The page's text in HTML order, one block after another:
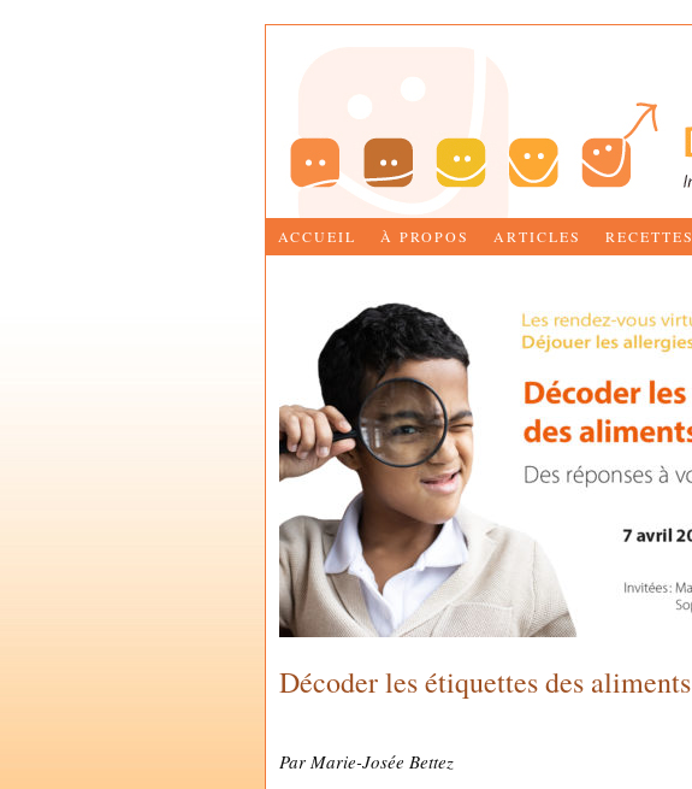
ACCUEIL À PROPOS ARTICLES RECETTES
Décoder les étiquettes des aliments
Par Marie-Josée Bettez